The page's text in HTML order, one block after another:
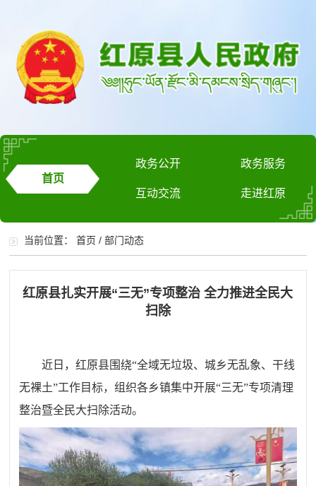
首页
政务公开 政务服务
互动交流 走进红原
当前位置：首页 /部门动态
红原县扎实开展“三无”专项整治 全力推进全民大
扫除
近日，红原县围绕“全域无垃圾、城乡无乱象、干线
无裸土”工作目标，组织各乡镇集中开展“三无”专项清理
整治暨全民大扫除活动。